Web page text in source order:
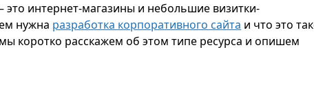
интернет-магазины и небольшие визитки-
нужна разработка корпоративного сайта и что это
коротко расскажем об этом типе ресурса и опишем